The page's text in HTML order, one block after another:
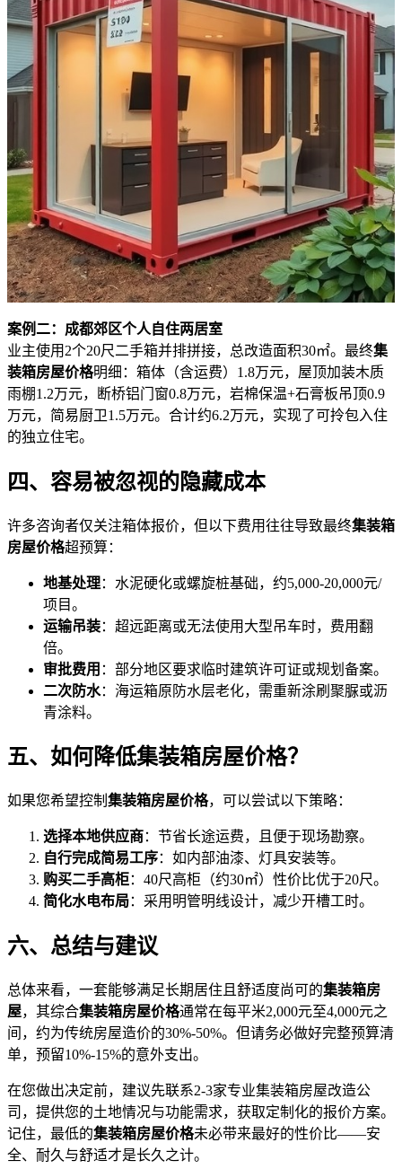
案例二：成都郊区个人自住两居室
业主使用2个20尺二手箱并排拼接，总改造面积30㎡。最终集
装箱房屋价格明细：箱体（含运费）1.8万元，屋顶加装木质
雨棚1.2万元，断桥铝门窗0.8万元，岩棉保温+石膏板吊顶0.9
万元，简易厨卫1.5万元。合计约6.2万元，实现了可拎包入住
的独立住宅。
四、容易被忽视的隐藏成本
许多咨询者仅关注箱体报价，但以下费用往往导致最终集装箱
房屋价格超预算：
地基处理：水泥硬化或螺旋桩基础，约5,000-20,000元/
项目。
运输吊装：超远距离或无法使用大型吊车时，费用翻
倍。
审批费用 ：部分地区要求临时建筑许可证或规划备案。
二次防水：海运箱原防水层老化，需重新涂刷聚脲或沥
青涂料。
五、如何降低集装箱房屋价格？
如果您希望控制 集装箱房屋价格，可以尝试以下策略：
选择本地供应商：节省长途运费，且便于现场勘察。
自行完成简易工序：如内部油漆、灯具安装等。
购买二手高柜：40尺高柜（约30㎡）性价比优于20尺。
简化水电布局：采用明管明线设计，减少开槽工时。
六、总结与建议
总体来看，一套能够满足长期居住且舒适度尚可的集装箱房
屋，其综合集装箱房屋价格通常在每平米2,000元至4,000元之
间，约为传统房屋造价的30%-50%。但请务必做好完整预算清
单，预留10%-15%的意外支出。
在您做出决定前，建议先联系2-3家专业集装箱房屋改造公
司，提供您的土地情况与功能需求，获取定制化的报价方案。
记住，最低的集装箱房屋价格未必带来最好的性价比——安
全、耐久与舒适才是长久之计。